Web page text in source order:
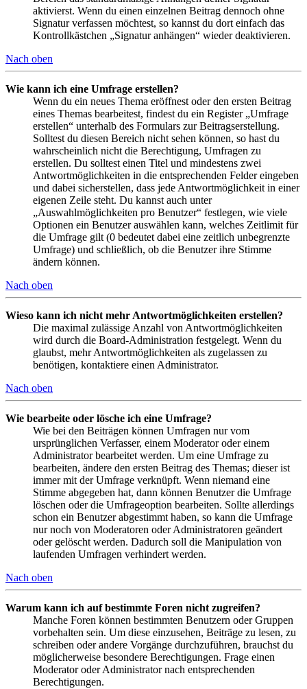
aktivierst. Wenn du einen einzelnen Beitrag dennoch ohne
Signatur verfassen möchtest, so kannst du dort einfach das
Kontrollkästchen „Signatur anhängen“ wieder deaktivieren.
Nach oben
Wie kann ich eine Umfrage erstellen?
Wenn du ein neues Thema eröffnest oder den ersten Beitrag
eines Themas bearbeitest, findest du ein Register „Umfrage
erstellen“ unterhalb des Formulars zur Beitragserstellung.
Solltest du diesen Bereich nicht sehen können, so hast du
wahrscheinlich nicht die Berechtigung, Umfragen zu
erstellen. Du solltest einen Titel und mindestens zwei
Antwortmöglichkeiten in die entsprechenden Felder eingeben
und dabei sicherstellen, dass jede Antwortmöglichkeit in einer
eigenen Zeile steht. Du kannst auch unter
„Auswahlmöglichkeiten pro Benutzer“ festlegen, wie viele
Optionen ein Benutzer auswählen kann, welches Zeitlimit für
die Umfrage gilt (0 bedeutet dabei eine zeitlich unbegrenzte
Umfrage) und schließlich, ob die Benutzer ihre Stimme
ändern können.
Nach oben
Wieso kann ich nicht mehr Antwortmöglichkeiten erstellen?
Die maximal zulässige Anzahl von Antwortmöglichkeiten
wird durch die Board-Administration festgelegt. Wenn du
glaubst, mehr Antwortmöglichkeiten als zugelassen zu
benötigen, kontaktiere einen Administrator.
Nach oben
Wie bearbeite oder lösche ich eine Umfrage?
Wie bei den Beiträgen können Umfragen nur vom
ursprünglichen Verfasser, einem Moderator oder einem
Administrator bearbeitet werden. Um eine Umfrage zu
bearbeiten, ändere den ersten Beitrag des Themas; dieser ist
immer mit der Umfrage verknüpft. Wenn niemand eine
Stimme abgegeben hat, dann können Benutzer die Umfrage
löschen oder die Umfrageoption bearbeiten. Sollte allerdings
schon ein Benutzer abgestimmt haben, so kann die Umfrage
nur noch von Moderatoren oder Administratoren geändert
oder gelöscht werden. Dadurch soll die Manipulation von
laufenden Umfragen verhindert werden.
Nach oben
Warum kann ich auf bestimmte Foren nicht zugreifen?
Manche Foren können bestimmten Benutzern oder Gruppen
vorbehalten sein. Um diese einzusehen, Beiträge zu lesen, zu
schreiben oder andere Vorgänge durchzuführen, brauchst du
möglicherweise besondere Berechtigungen. Frage einen
Moderator oder Administrator nach entsprechenden
Berechtigungen.